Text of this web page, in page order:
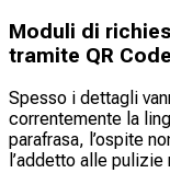
Moduli di
tramite QR
Spesso i dettagli
correntemente la
parafrasa, l’ospite
l’addetto alle